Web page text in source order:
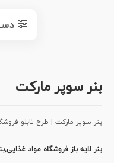
بنر سوپر مارکت
بنر سوپر مارکت | طرح تابلو
بنر لایه باز فروشگاه مواد